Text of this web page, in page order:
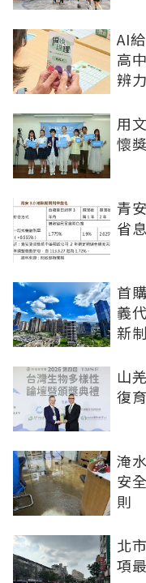
AI
高
辨力
用
懷
青
省
首
義
新制
山
復
淹
安
則
北
項